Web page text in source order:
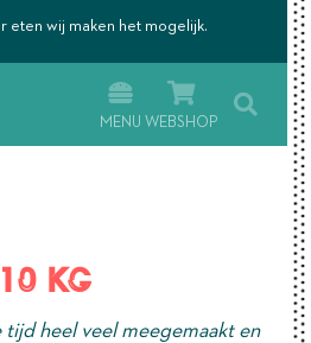
eten wij maken het mogelijk.
MENU WEBSHOP
kg
heel veel meegemaakt en